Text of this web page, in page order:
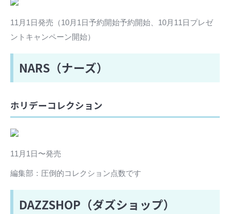
11月1日発売（10月1日予約開始予約開始、10月11日プレゼ
ントキャンペーン開始）
NARS（ナーズ）
ホリデーコレクション
11月1日〜発売
編集部：圧倒的コレクション点数です
DAZZSHOP（ダズショップ）